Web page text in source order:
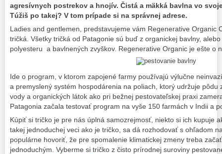
agresívnych postrekov a hnojív. Čistá a mäkká bavlna vo
Túžiš po takej? V tom prípade si na správnej adrese.
Ladies and gentlemen, predstavujeme vám Regenerative Organic
tričká. Všetky tričká od Patagonie sú buď z organickej bavlny,
polyesteru a bavlnených zvyškov. Regenerative Organic je ešte o
Ide o program, v ktorom zapojené farmy používajú výlučne
a premyslený systém hospodárenia na poliach, ktorý udržuje pôdu
vody a organických látok ako pri bežnej pestovateľskej praxi
Patagonia začala testovať program na vyše 150 farmách v Indii a
Kúpiť si tričko je pre nás úplná samozrejmosť, niekto si ich kupuje
takej jednoduchej veci ako je tričko, sa dá rozhodovať s ohľadom
populárne hovoriť, že pre spomalenie klimatickej zmeny treba
jednoduchým. Vyberme si tričko z čisto prírodnej suroviny